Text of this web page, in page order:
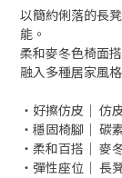
以簡約俐落的長
能。
柔和麥冬色椅面
融入多種居家風格
・好擦仿皮｜ 仿
・穩固椅腳｜ 碳
・柔和百搭｜ 麥
・彈性座位｜ 長